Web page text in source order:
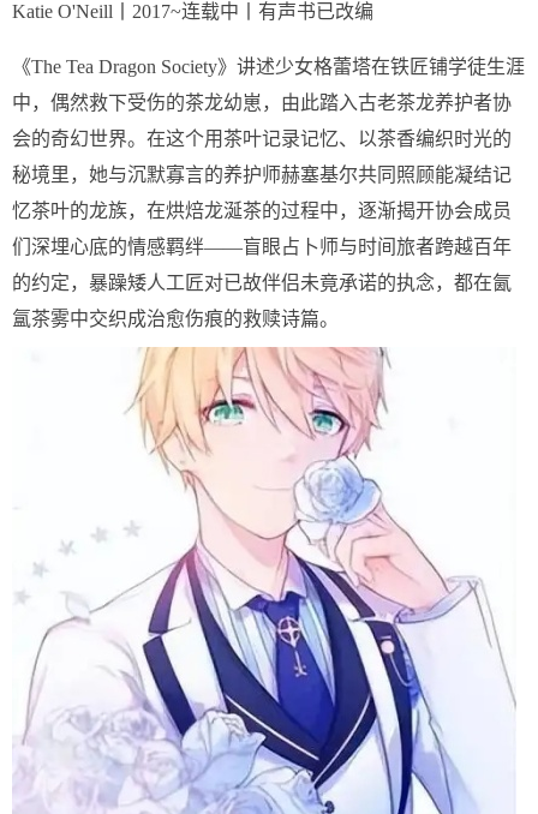
Katie O'Neill丨2017~连载中丨有声书已改编
《The Tea Dragon Society》讲述少女格蕾塔在铁匠铺学徒生涯
中，偶然救下受伤的茶龙幼崽，由此踏入古老茶龙养护者协
会的奇幻世界。在这个用茶叶记录记忆、以茶香编织时光的
秘境里，她与沉默寡言的养护师赫塞基尔共同照顾能凝结记
忆茶叶的龙族，在烘焙龙涎茶的过程中，逐渐揭开协会成员
们深埋心底的情感羁绊——盲眼占卜师与时间旅者跨越百年
的约定，暴躁矮人工匠对已故伴侣未竟承诺的执念，都在氤
氲茶雾中交织成治愈伤痕的救赎诗篇。